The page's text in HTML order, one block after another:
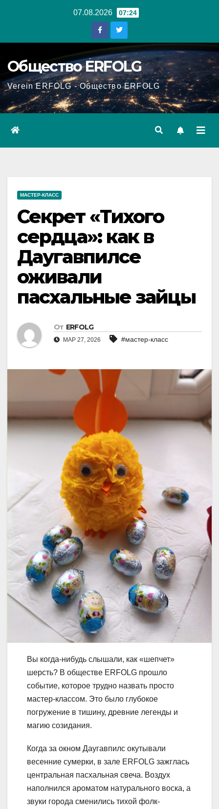
07.08.2026 07:24
Общество ERFOLG
Verein ERFOLG - Общество ERFOLG
МАСТЕР-КЛАСС
Секрет «Тихого
сердца»: как в
Даугавпилсе
оживали
пасхальные зайцы
От ERFOLG
МАР 27, 2026 #мастер-класс
Вы когда-нибудь слышали, как «шепчет»
шерсть? В обществе ERFOLG прошло
событие, которое трудно назвать просто
мастер-классом. Это было глубокое
погружение в тишину, древние легенды и
магию созидания.
Когда за окном Даугавпилс окутывали
весенние сумерки, в зале ERFOLG зажглась
центральная пасхальная свеча. Воздух
наполнился ароматом натурального воска, а
звуки города сменились тихой фолк-